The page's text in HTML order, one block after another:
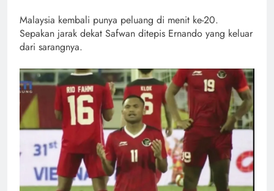
Malaysia kembali punya peluang di menit ke-20.
Sepakan jarak dekat Safwan ditepis Ernando yang keluar
dari sarangnya.